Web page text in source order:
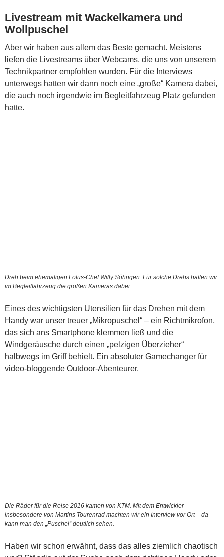
Livestream mit Wackelkamera und
Wollpuschel
Aber wir haben aus allem das Beste gemacht. Meistens
liefen die Livestreams über Webcams, die uns von unserem
Technikpartner empfohlen wurden. Für die Interviews
unterwegs hatten wir dann noch eine „große“ Kamera dabei,
die auch noch irgendwie im Begleitfahrzeug Platz gefunden
hatte.
Dreh beim ehemaligen Lotus-Chef Willy Söhngen: Für solche Drehs hatten wir
im Begleitfahrzeug die großen Kameras dabei.
Eines des wichtigsten Utensilien für das Drehen mit dem
Handy war unser treuer „Mikropuschel“ – ein Richtmikrofon,
das sich ans Smartphone klemmen ließ und die
Windgeräusche durch einen „pelzigen Überzieher“
halbwegs im Griff behielt. Ein absoluter Gamechanger für
video-bloggende Outdoor-Abenteurer.
Die Räder für die Reise 2016 kamen von KTM. Mit dem Entwickler
insbesondere von Martins Tourenrad machten wir ein Interview vor Ort – da
kann man den „Puschel“ deutlich sehen.
Haben wir schon erwähnt, dass das alles ziemlich chaotisch